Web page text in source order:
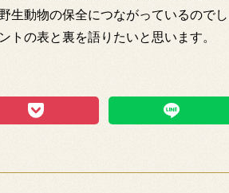
生動物の保全につながっているのでし
の表と裏を語りたいと思います。